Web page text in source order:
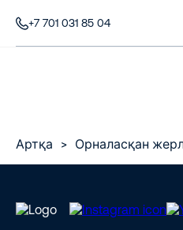
+7 701 031 85 04
Артқа > Орналасқан